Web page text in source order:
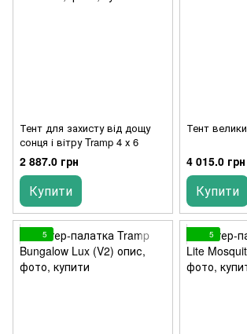
Тент для захисту від дощу
сонця і вітру Tramp 4 х 6
2 887.0 грн
Купити
Тент
4 015.0 грн
Купити
5 5